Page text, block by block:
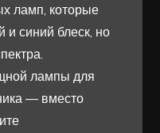
ламп, которые
синий блеск, но
лампы для
— вместо